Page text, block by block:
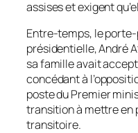
assises et exigent
Entre-temps, le
présidentielle, André
sa famille avait
concédant à
poste du Premier
transition à mettre en
transitoire.